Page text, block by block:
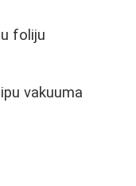
foliju
vakuuma